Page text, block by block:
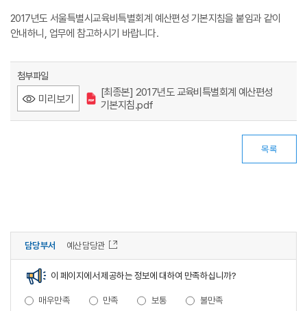
2017년도 서울특별시교육비특별회계 예산편성 기본지침을 붙임과 같이
안내하니, 업무에 참고하시기 바랍니다.
첨부파일
미리보기
[최종본] 2017년도 교육비특별회계 예산편성
기본지침.pdf
목록
담당부서 예산담당관
이 페이지에서 제공하는 정보에 대하여 만족하십니까?
매우만족 만족 보통
불만족